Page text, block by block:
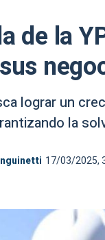
de la
lograr un
la
17/03/2025,